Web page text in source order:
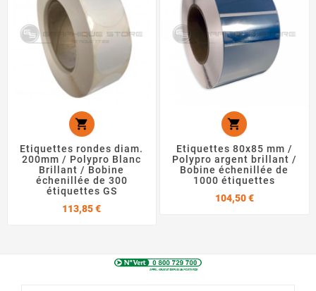

Etiquettes rondes diam.
200mm / Polypro Blanc
Brillant / Bobine
échenillée de 300
étiquettes GS
113,85 €Prix

Etiquettes 80x85 mm /
Polypro argent brillant /
Bobine échenillée de
1000 étiquettes
104,50 €Prix